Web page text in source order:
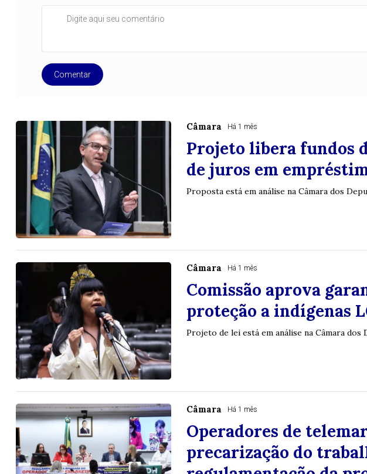
Comentar
Câmara Há 1 mês
Projeto libera fundos
de juros em
Proposta está em análise na Câmara dos
Câmara Há 1 mês
Comissão aprova
proteção a indígenas
Projeto de lei está em análise na Câmara dos
Câmara Há 1 mês
Operadores de
precarização do